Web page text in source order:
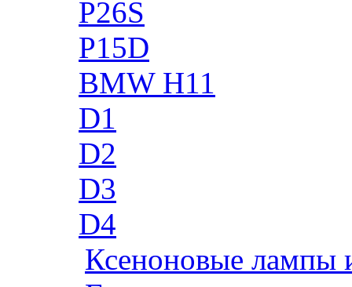
P26S
P15D
BMW H11
D1
D2
D3
D4
Ксеноновые лампы